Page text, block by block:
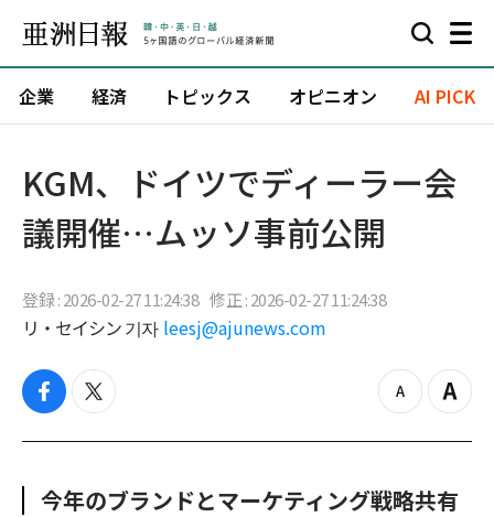
企業 経済 トピックス オピニオン AI PICK
KGM、ドイツでディーラー会
議開催…ムッソ事前公開
登録 : 2026-02-27 11:24:38 修正 : 2026-02-27 11:24:38
リ・セイシン 기자 leesj@ajunews.com
f
c
b
o
t
i
e
z
o
u
Z
o
n
今年のブランドとマーケティング戦略共有